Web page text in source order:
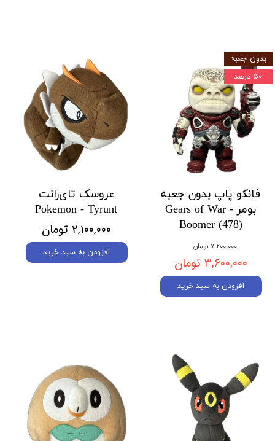
فانکو پاپ بدون جعبه
بومر Gears of War -
Boomer (478)
۷,۲۰۰,۰۰۰ تومان
۳,۶۰۰,۰۰۰ تومان
افزودن به سبد خرید
بدون جعبه
۵۰ درصد
عروسک تای‌رانت
Pokemon - Tyrunt
۲,۱۰۰,۰۰۰ تومان
افزودن به سبد خرید